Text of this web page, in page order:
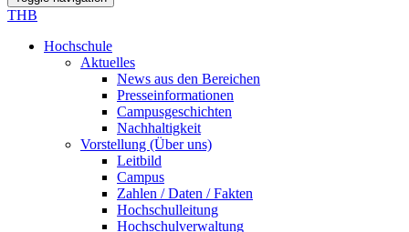
THB
Hochschule
Aktuelles
News aus den Bereichen
Presseinformationen
Campusgeschichten
Nachhaltigkeit
Vorstellung (Über uns)
Leitbild
Campus
Zahlen / Daten / Fakten
Hochschulleitung
Hochschulverwaltung